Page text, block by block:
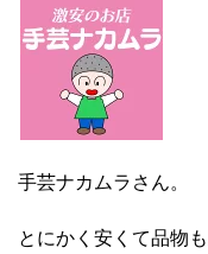
手芸ナカムラさん。
とにかく安くて品物も